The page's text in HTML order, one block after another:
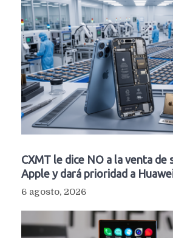
CXMT le dice NO a la venta de
Apple y dará prioridad a
6 agosto, 2026